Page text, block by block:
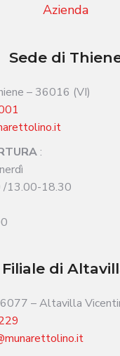
Azienda
Sede di
– 36016 (VI)
:
/13.00-18.30
Filiale di
– Altavilla